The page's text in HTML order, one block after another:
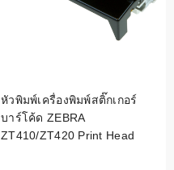
หัวพิมพ์เครื่องพิมพ์สติ๊กเกอร์
บาร์โค้ด ZEBRA
ZT410/ZT420 Print Head